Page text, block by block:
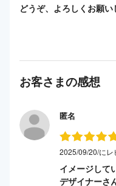
どうぞ、よろしくお願い
お客さまの感想
匿名
2025/09/20/にレ
イメージして
デザイナーさ